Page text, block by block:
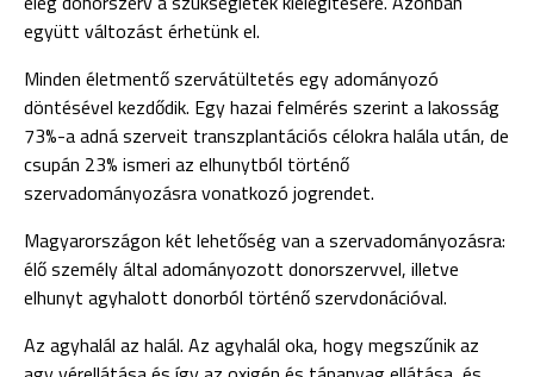
együtt változást érhetünk el.
Minden életmentő szervátültetés egy adományozó
döntésével kezdődik. Egy hazai felmérés szerint a lakosság
73%-a adná szerveit transzplantációs célokra halála után, de
csupán 23% ismeri az elhunytból történő
szervadományozásra vonatkozó jogrendet.
Magyarországon két lehetőség van a szervadományozásra:
élő személy által adományozott donorszervvel, illetve
elhunyt agyhalott donorból történő szervdonációval.
Az agyhalál az halál. Az agyhalál oka, hogy megszűnik az